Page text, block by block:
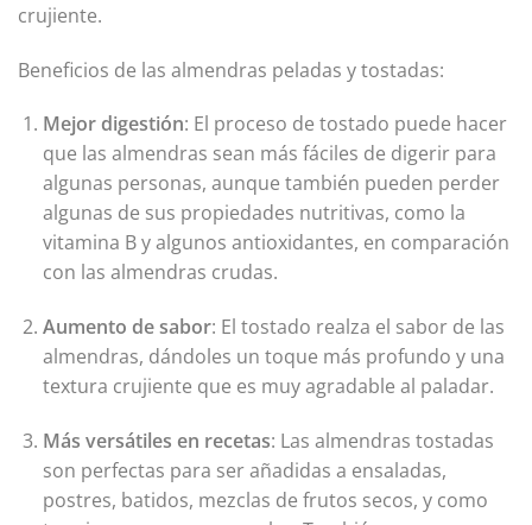
crujiente.
Beneficios de las almendras peladas y tostadas:
Mejor digestión: El proceso de tostado puede hacer
que las almendras sean más fáciles de digerir para
algunas personas, aunque también pueden perder
algunas de sus propiedades nutritivas, como la
vitamina B y algunos antioxidantes, en comparación
con las almendras crudas.
Aumento de sabor: El tostado realza el sabor de las
almendras, dándoles un toque más profundo y una
textura crujiente que es muy agradable al paladar.
Más versátiles en recetas: Las almendras tostadas
son perfectas para ser añadidas a ensaladas,
postres, batidos, mezclas de frutos secos, y como